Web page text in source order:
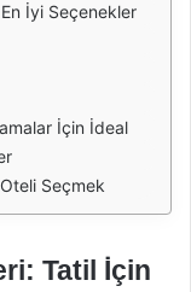
İyi Seçenekler
İçin İdeal
Seçmek
Tatil İçin